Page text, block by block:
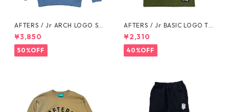
AFTERS / Jr ARCH LOGO SW
EAT
¥3,850
50%OFF
AFTERS / Jr BASIC LOGO TE
E
¥2,310
40%OFF